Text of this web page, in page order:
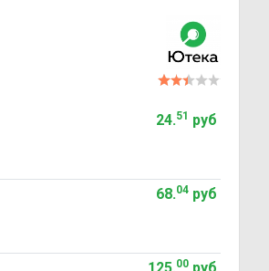
24.51 руб
68.04руб
00